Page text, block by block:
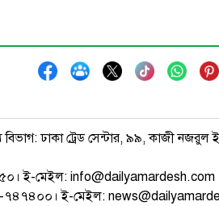
করতে পারবে
নাটক।
বিভাগ: ঢাকা ট্রেড সেন্টার, ৯৯, কাজী নজরুল
ই-মেইল: info@dailyamardesh.com
৭৪৭৪০০। ই-মেইল: